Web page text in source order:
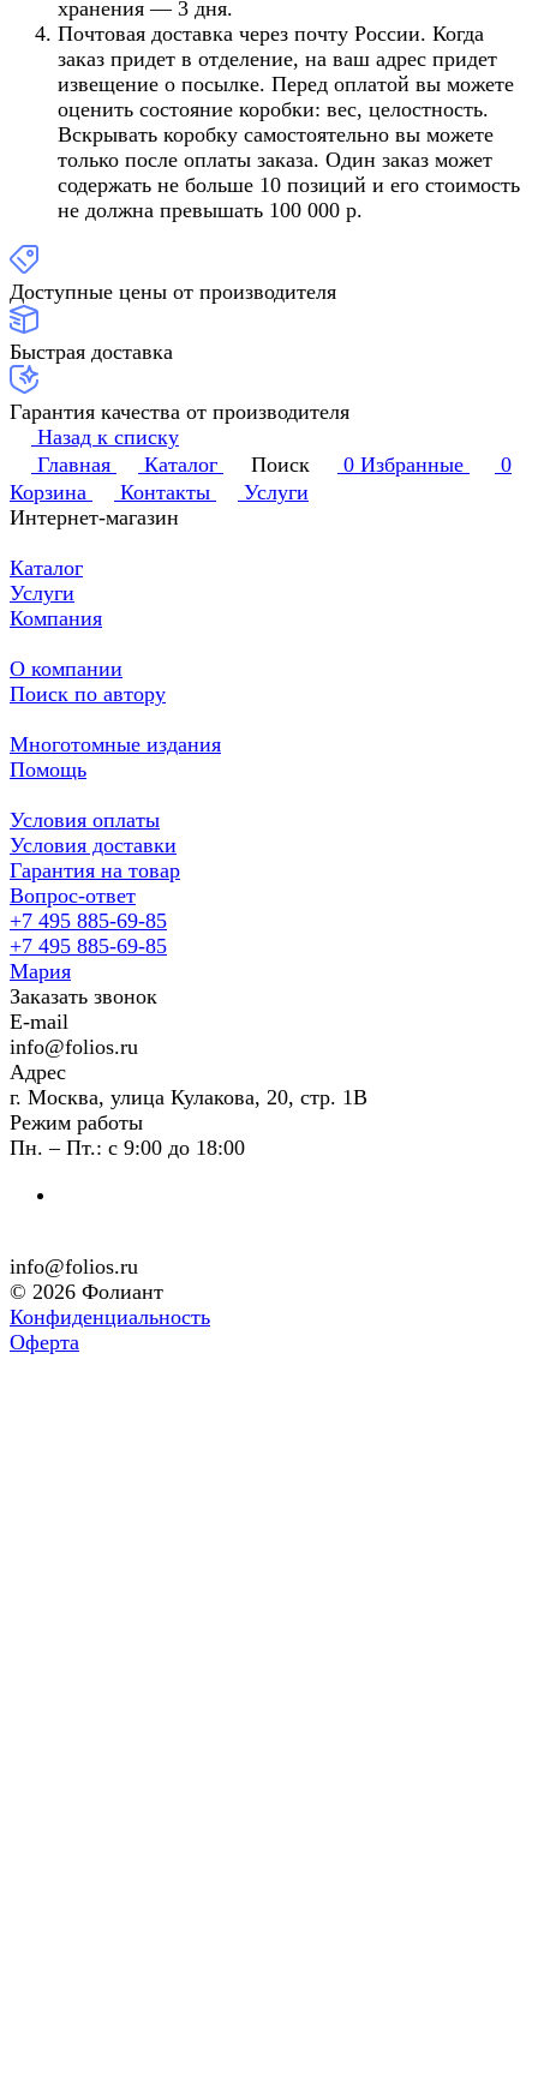
хранения — 3 дня.
Почтовая доставка через почту России. Когда
заказ придет в отделение, на ваш адрес придет
извещение о посылке. Перед оплатой вы можете
оценить состояние коробки: вес, целостность.
Вскрывать коробку самостоятельно вы можете
только после оплаты заказа. Один заказ может
содержать не больше 10 позиций и его стоимость
не должна превышать 100 000 р.
Доступные цены от производителя
Быстрая доставка
Гарантия качества от производителя
Назад к списку
Главная
Каталог Поиск 0 Избранные
0
Корзина
Контакты
Услуги
Интернет-магазин
Каталог
Услуги
Компания
О компании
Поиск по автору
Многотомные издания
Помощь
Условия оплаты
Условия доставки
Гарантия на товар
Вопрос-ответ
+7 495 885-69-85
+7 495 885-69-85
Мария
Заказать звонок
E-mail
info@folios.ru
Адрес
г. Москва, улица Кулакова, 20, стр. 1В
Режим работы
Пн. – Пт.: с 9:00 до 18:00
info@folios.ru
© 2026 Фолиант
Конфиденциальность
Оферта